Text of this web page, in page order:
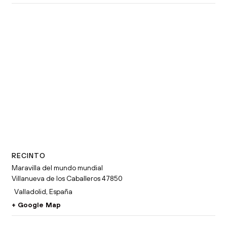
RECINTO
Maravilla del mundo mundial
Villanueva de los Caballeros 47850
Valladolid, España
+ Google Map